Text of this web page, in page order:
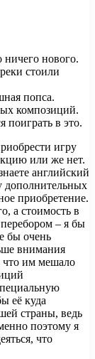
нового.
стоили
попса.
композиций.
поиграть в это.
игру
или же нет.
английский
дополнительных
приобретение.
а стоимость в
– я бы
бы очень
внимания
что им мешало
её куда
страны, ведь
поэтому я
что